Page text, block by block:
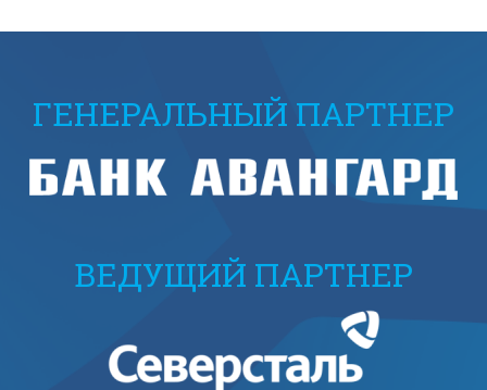
ГЕНЕРАЛЬНЫЙ ПАРТНЕР
ВЕДУЩИЙ ПАРТНЕР